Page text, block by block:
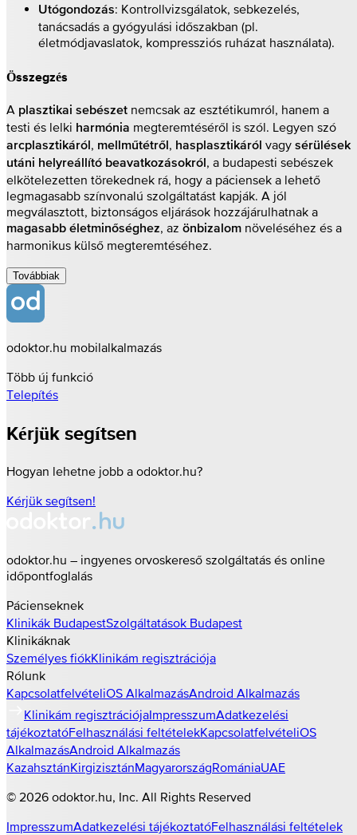
Utógondozás: Kontrollvizsgálatok, sebkezelés,
tanácsadás a gyógyulási időszakban (pl.
életmódjavaslatok, kompressziós ruházat használata).
Összegzés
A plasztikai sebészet nemcsak az esztétikumról, hanem a
testi és lelki harmónia megteremtéséről is szól. Legyen szó
arcplasztikáról, mellműtétről, hasplasztikáról vagy sérülések
utáni helyreállító beavatkozásokról, a budapesti sebészek
elkötelezetten törekednek rá, hogy a páciensek a lehető
legmagasabb színvonalú szolgáltatást kapják. A jól
megválasztott, biztonságos eljárások hozzájárulhatnak a
magasabb életminőséghez, az önbizalom növeléséhez és a
harmonikus külső megteremtéséhez.
Továbbiak
odoktor.hu mobilalkalmazás
Több új funkció
Telepítés
Kérjük segítsen
Hogyan lehetne jobb a odoktor.hu?
Kérjük segítsen!
odoktor.hu – ingyenes orvoskereső szolgáltatás és online
időpontfoglalás
Pácienseknek
Klinikák BudapestSzolgáltatások Budapest
Klinikáknak
Személyes fiókKlinikám regisztrációja
Rólunk
KapcsolatfelvételiOS AlkalmazásAndroid Alkalmazás
Klinikám regisztrációjaImpresszumAdatkezelési
tájékoztatóFelhasználási feltételekKapcsolatfelvételiOS
AlkalmazásAndroid Alkalmazás
KazahsztánKirgizisztánMagyarországRomániaUAE
© 2026 odoktor.hu, Inc. All Rights Reserved
ImpresszumAdatkezelési tájékoztatóFelhasználási feltételek